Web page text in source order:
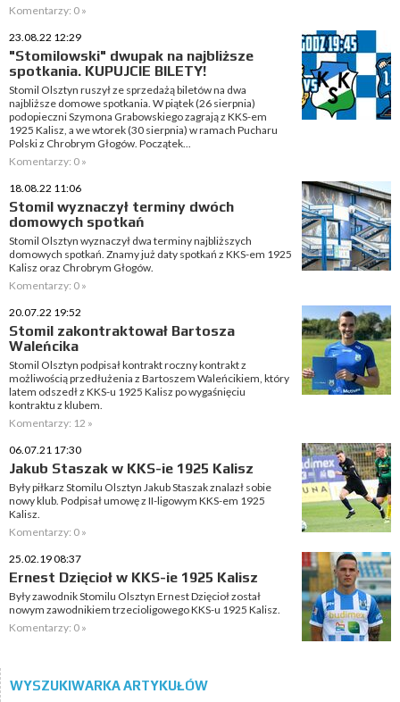
Komentarzy: 0 »
23.08.22 12:29
"Stomilowski" dwupak na najbliższe
spotkania. KUPUJCIE BILETY!
Stomil Olsztyn ruszył ze sprzedażą biletów na dwa
najbliższe domowe spotkania. W piątek (26 sierpnia)
podopieczni Szymona Grabowskiego zagrają z KKS-em
1925 Kalisz, a we wtorek (30 sierpnia) w ramach Pucharu
Polski z Chrobrym Głogów. Początek...
Komentarzy: 0 »
18.08.22 11:06
Stomil wyznaczył terminy dwóch
domowych spotkań
Stomil Olsztyn wyznaczył dwa terminy najbliższych
domowych spotkań. Znamy już daty spotkań z KKS-em 1925
Kalisz oraz Chrobrym Głogów.
Komentarzy: 0 »
20.07.22 19:52
Stomil zakontraktował Bartosza
Waleńcika
Stomil Olsztyn podpisał kontrakt roczny kontrakt z
możliwością przedłużenia z Bartoszem Waleńcikiem, który
latem odszedł z KKS-u 1925 Kalisz po wygaśnięciu
kontraktu z klubem.
Komentarzy: 12 »
06.07.21 17:30
Jakub Staszak w KKS-ie 1925 Kalisz
Były piłkarz Stomilu Olsztyn Jakub Staszak znalazł sobie
nowy klub. Podpisał umowę z II-ligowym KKS-em 1925
Kalisz.
Komentarzy: 0 »
25.02.19 08:37
Ernest Dzięcioł w KKS-ie 1925 Kalisz
Były zawodnik Stomilu Olsztyn Ernest Dzięcioł został
nowym zawodnikiem trzecioligowego KKS-u 1925 Kalisz.
Komentarzy: 0 »
WYSZUKIWARKA ARTYKUŁÓW